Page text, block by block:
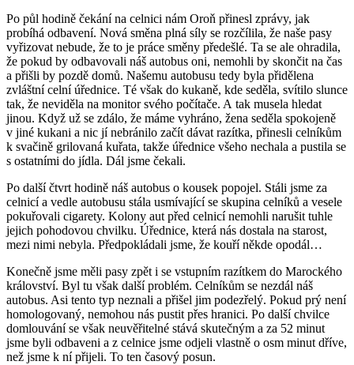
Po půl hodině čekání na celnici nám Oroň přinesl zprávy, jak
probíhá odbavení. Nová směna plná síly se rozčílila, že naše pasy
vyřizovat nebude, že to je práce směny předešlé. Ta se ale ohradila,
že pokud by odbavovali náš autobus oni, nemohli by skončit na čas
a přišli by pozdě domů. Našemu autobusu tedy byla přidělena
zvláštní celní úřednice. Té však do kukaně, kde seděla, svítilo slunce
tak, že neviděla na monitor svého počítače. A tak musela hledat
jinou. Když už se zdálo, že máme vyhráno, žena seděla spokojeně
v jiné kukani a nic jí nebránilo začít dávat razítka, přinesli celníkům
k svačině grilovaná kuřata, takže úřednice všeho nechala a pustila se
s ostatními do jídla. Dál jsme čekali.
Po další čtvrt hodině náš autobus o kousek popojel. Stáli jsme za
celnicí a vedle autobusu stála usmívající se skupina celníků a vesele
pokuřovali cigarety. Kolony aut před celnicí nemohli narušit tuhle
jejich pohodovou chvilku. Úřednice, která nás dostala na starost,
mezi nimi nebyla. Předpokládali jsme, že kouří někde opodál…
Konečně jsme měli pasy zpět i se vstupním razítkem do Marockého
království. Byl tu však další problém. Celníkům se nezdál náš
autobus. Asi tento typ neznali a přišel jim podezřelý. Pokud prý není
homologovaný, nemohou nás pustit přes hranici. Po další chvilce
domlouvání se však neuvěřitelné stává skutečným a za 52 minut
jsme byli odbaveni a z celnice jsme odjeli vlastně o osm minut dříve,
než jsme k ní přijeli. To ten časový posun.